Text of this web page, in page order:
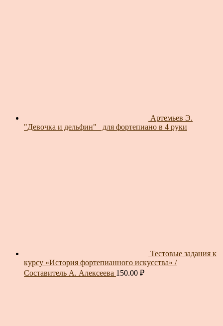
Артемьев Э.
"Девочка и дельфин"_ для фортепиано в 4 руки
Тестовые задания к
курсу «История фортепианного искусства» /
Составитель А. Алексеева 150.00 ₽